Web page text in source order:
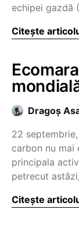
echipei gazdă
Citește
Dragoş
22
carbon nu mai
principala
petrecut
Citește